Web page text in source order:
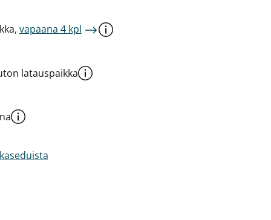
vapaana 4 kpl
latauspaikka